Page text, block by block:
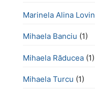
Marinela Alina Lovin
Mihaela Banciu (1)
Mihaela Răducea (1)
Mihaela Turcu (1)